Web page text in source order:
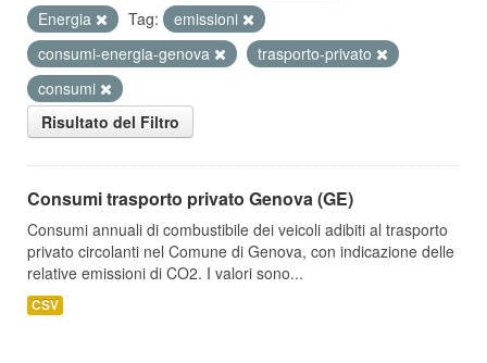
Energia
Tag:
emissioni
consumi-energia-genova
trasporto-privato
consumi
Risultato del Filtro
Consumi trasporto privato Genova (GE)
Consumi annuali di combustibile dei veicoli adibiti al trasporto
privato circolanti nel Comune di Genova, con indicazione delle
relative emissioni di CO2. I valori sono...
CSV